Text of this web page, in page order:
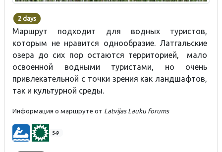
2 days
Маршрут подходит для водных туристов,
которым не нравится однообразие. Латгальские
озера до сих пор остаются территорией, мало
освоенной водными туристами, но очень
привлекательной с точки зрения как ландшафтов,
так и культурной среды.
Информация о маршруте от Latvijas Lauku forums​​
5-9